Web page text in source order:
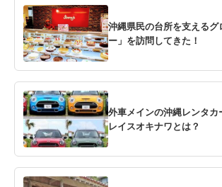
沖縄県民の台所を支えるグ
ー」を訪問してきた！
外車メインの沖縄レンタ
レイスオキナワとは？